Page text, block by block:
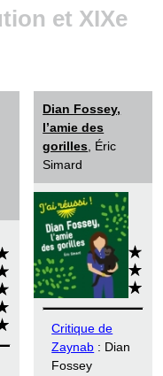
XIXe siècle
et XIXe
Dian Fossey,
l’amie des
gorilles , Éric
Simard
Critique de
Zaynab : Dian
Fossey